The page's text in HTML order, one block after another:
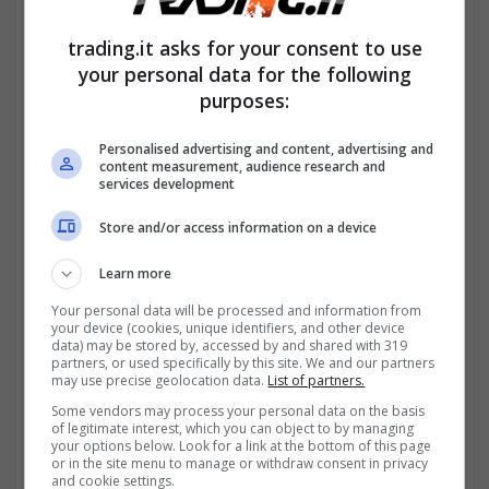
Pensioni oltre i 28.000 euro: in arrivo aumento grazie alla
nuova riforma IRPEF-trading.it
Fino a 28.000 euro: aliquota del23%
trading.it asks for your consent to use
your personal data for the following
purposes:
Personalised advertising and content, advertising and
content measurement, audience research and
services development
Store and/or access information on a device
Learn more
Your personal data will be processed and information from
your device (cookies, unique identifiers, and other device
data) may be stored by, accessed by and shared with 319
partners, or used specifically by this site. We and our partners
may use precise geolocation data. List of partners.
Some vendors may process your personal data on the basis
of legitimate interest, which you can object to by managing
your options below. Look for a link at the bottom of this page
or in the site menu to manage or withdraw consent in privacy
and cookie settings.